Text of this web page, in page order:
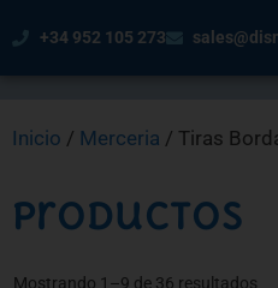
+34 952 105 273
Inicio / Merceria / Tiras
Productos
Mostrando 1–9 de 36 resultados